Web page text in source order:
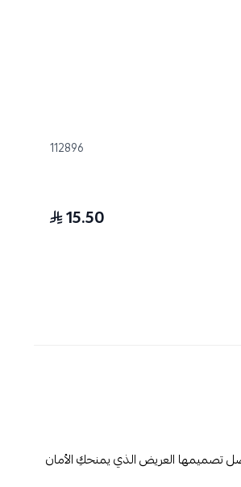
112896
15.50
منعش مصممة لتوفير حماية يومية مضاعفة وانتعاش يدوم حتى 12 ساعة، بفضل تصميمها العريض الذي يمنحكِ الأمان